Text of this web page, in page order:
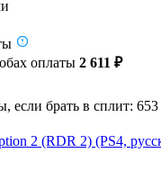
оплаты 2 611 ₽
если брать в сплит:
2 (RDR 2) (PS4,